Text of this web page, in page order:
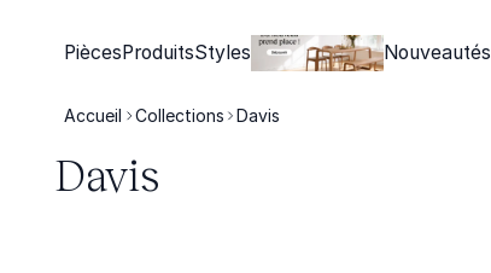
PiècesProduitsStyles Nouveautés
Accueil Collections Davis
Davis